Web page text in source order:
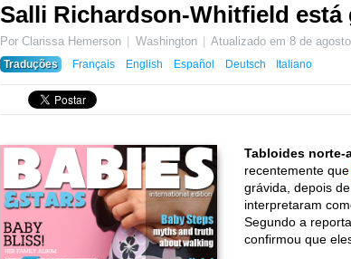
Salli Richardson-Whitfield está
Por Clarissa Hemerson Washington Atualizado em8 de
Traduções
Français English Español Deutsch Italiano
Tabloides norte-
recentemente que
grávida, depois
interpretaram
Segundo a
confirmou que